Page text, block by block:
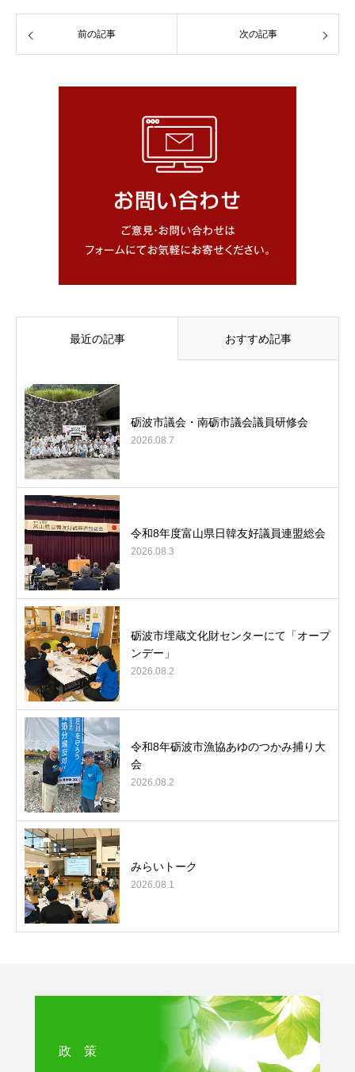
前の記事 次の記事
最近の記事 おすすめ記事
砺波市議会・南砺市議会議員研修会
2026.08.7
令和8年度富山県日韓友好議員連盟総会
2026.08.3
砺波市埋蔵文化財センターにて「オープ
ンデー」
2026.08.2
令和8年砺波市漁協あゆのつかみ捕り大
会
2026.08.2
みらいトーク
2026.08.1
政 策